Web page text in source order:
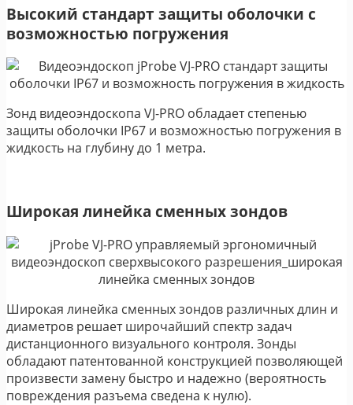
Высокий стандарт защиты оболочки с
возможностью погружения
Зонд видеоэндоскопа VJ-PRO обладает степенью
защиты оболочки IP67 и возможностью погружения в
жидкость на глубину до 1 метра.
Широкая линейка сменных зондов
Широкая линейка сменных зондов различных длин и
диаметров решает широчайший спектр задач
дистанционного визуального контроля. Зонды
обладают патентованной конструкцией позволяющей
произвести замену быстро и надежно (вероятность
повреждения разъема сведена к нулю).